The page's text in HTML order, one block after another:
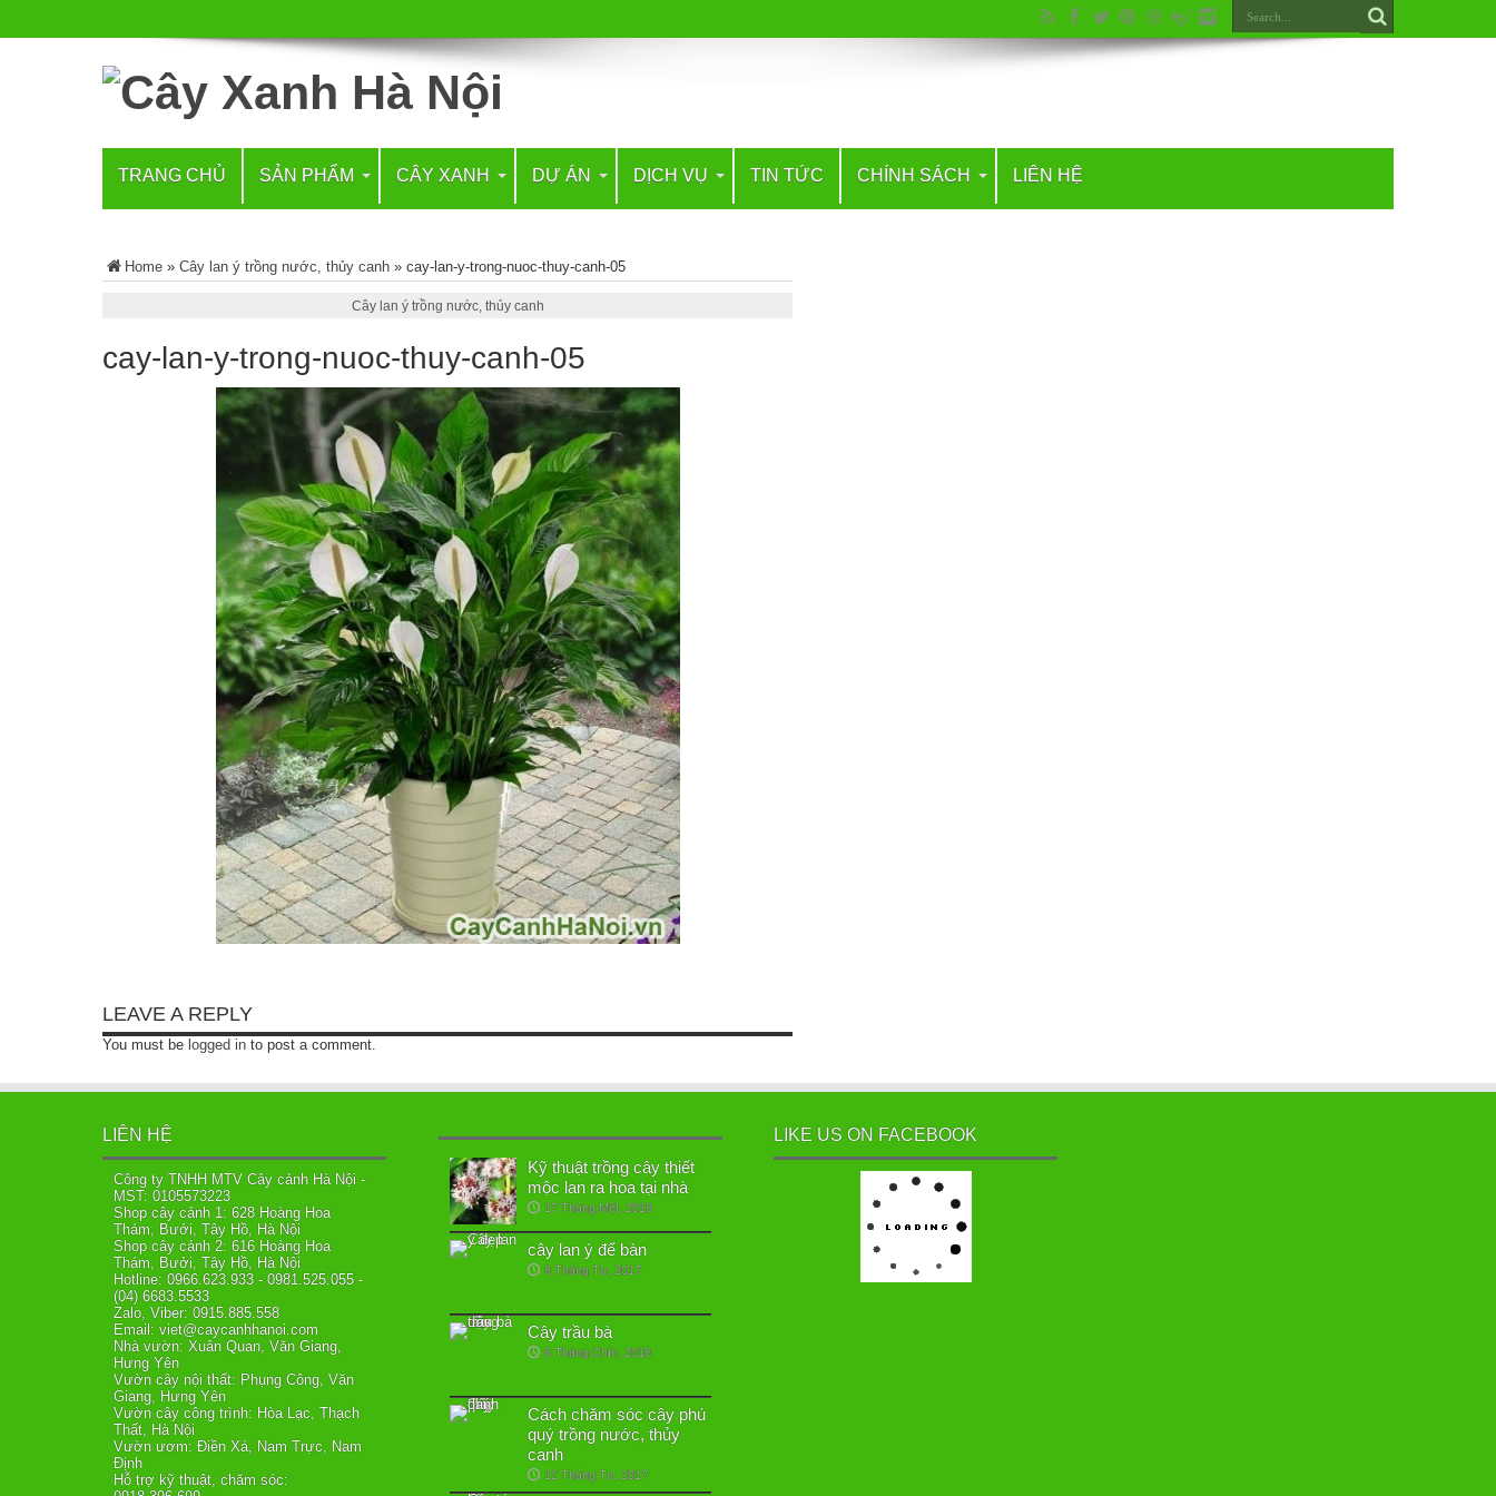
TRANG CHỦ SẢN PHẨM CÂY XANH DỰ ÁN DỊCH VỤ TIN TỨC CHÍNH SÁCH LIÊN HỆ
Home » Cây lan ý trồng nước, thủy canh » cay-lan-y-trong-nuoc-thuy-canh-05
Cây lan ý trồng nước, thủy canh
cay-lan-y-trong-nuoc-thuy-canh-05
LEAVE A REPLY
You must be logged in to post a comment.
LIÊN HỆ
Công ty TNHH MTV Cây cảnh Hà Nội -
MST: 0105573223
Shop cây cảnh 1: 628 Hoàng Hoa
Thám, Bưởi, Tây Hồ, Hà Nội
Shop cây cảnh 2: 616 Hoàng Hoa
Thám, Bưởi, Tây Hồ, Hà Nội
Hotline: 0966.623.933 - 0981.525.055 -
(04) 6683.5533
Zalo, Viber: 0915.885.558
Email: viet@caycanhhanoi.com
Nhà vườn: Xuân Quan, Văn Giang,
Hưng Yên
Vườn cây nội thất: Phụng Công, Văn
Giang, Hưng Yên
Vườn cây công trình: Hòa Lạc, Thạch
Thất, Hà Nội
Vườn ươm: Điền Xá, Nam Trực, Nam
Định
Hỗ trợ kỹ thuật, chăm sóc:
Kỹ thuật trồng cây thiết
mộc lan ra hoa tại nhà
17 Tháng Một, 2018
cây lan ý để bàn
8 Tháng Tư, 2017
Cây trầu bà
6 Tháng Chín, 2018
Cách chăm sóc cây phú
quý trồng nước, thủy
canh
12 Tháng Tư, 2017
LIKE US ON FACEBOOK